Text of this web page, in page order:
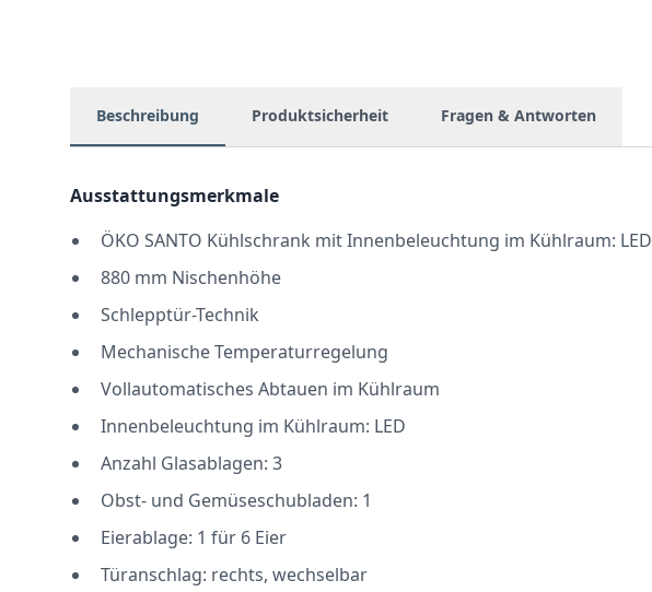
Beschreibung Produktsicherheit Fragen & Antworten
Ausstattungsmerkmale
ÖKO SANTO Kühlschrank mit Innenbeleuchtung im Kühlraum: LED
880 mm Nischenhöhe
Schlepptür-Technik
Mechanische Temperaturregelung
Vollautomatisches Abtauen im Kühlraum
Innenbeleuchtung im Kühlraum: LED
Anzahl Glasablagen: 3
Obst- und Gemüseschubladen: 1
Eierablage: 1 für 6 Eier
Türanschlag: rechts, wechselbar